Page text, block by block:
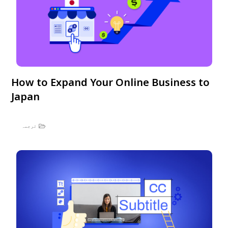
How to Expand Your Online Business to
Japan
ترجمہ